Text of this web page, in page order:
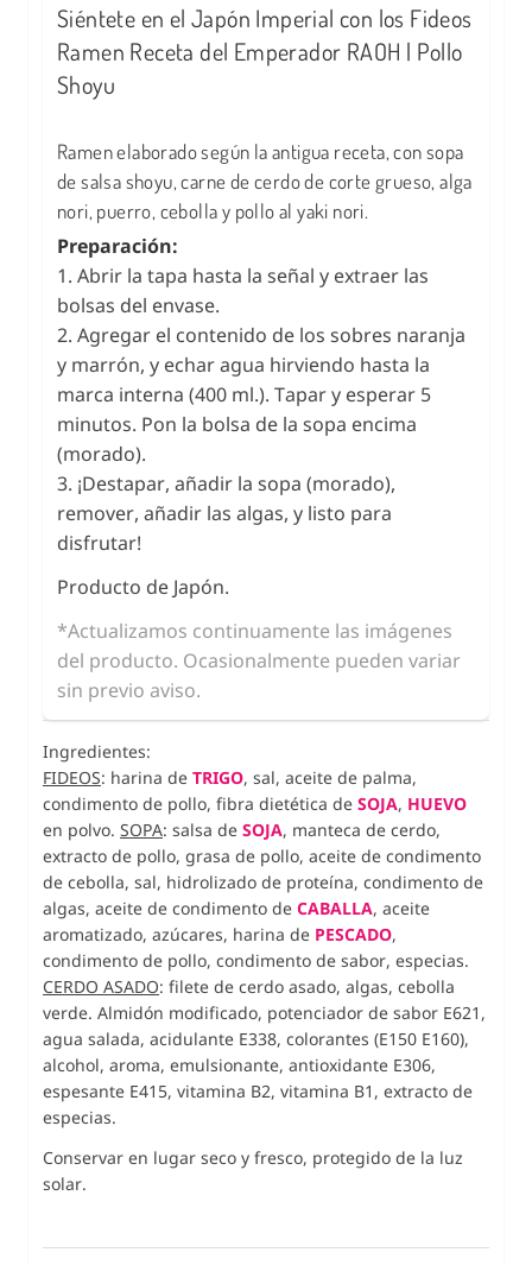
Siéntete en el Japón Imperial con los Fideos
Ramen Receta del Emperador RAOH | Pollo
Shoyu
Ramen elaborado según la antigua receta, con sopa
de salsa shoyu, carne de cerdo de corte grueso, alga
nori, puerro, cebolla y pollo al yaki nori.
Preparación:
1. Abrir la tapa hasta la señal y extraer las
bolsas del envase.
2. Agregar el contenido de los sobres naranja
y marrón, y echar agua hirviendo hasta la
marca interna (400 ml.). Tapar y esperar 5
minutos. Pon la bolsa de la sopa encima
(morado).
3. ¡Destapar, añadir la sopa (morado),
remover, añadir las algas, y listo para
disfrutar!
Producto de Japón.
*Actualizamos continuamente las imágenes
del producto. Ocasionalmente pueden variar
sin previo aviso.
Ingredientes:
FIDEOS: harina de TRIGO, sal, aceite de palma,
condimento de pollo, fibra dietética de SOJA, HUEVO
en polvo. SOPA: salsa de SOJA, manteca de cerdo,
extracto de pollo, grasa de pollo, aceite de condimento
de cebolla, sal, hidrolizado de proteína, condimento de
algas, aceite de condimento de CABALLA, aceite
aromatizado, azúcares, harina de PESCADO,
condimento de pollo, condimento de sabor, especias.
CERDO ASADO: filete de cerdo asado, algas, cebolla
verde. Almidón modificado, potenciador de sabor E621,
agua salada, acidulante E338, colorantes (E150 E160),
alcohol, aroma, emulsionante, antioxidante E306,
espesante E415, vitamina B2, vitamina B1, extracto de
especias.
Conservar en lugar seco y fresco, protegido de la luz
solar.